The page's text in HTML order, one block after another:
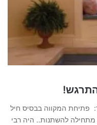
פתיחת המקווה בבסיס חיל
להשתנות.. היה רבי